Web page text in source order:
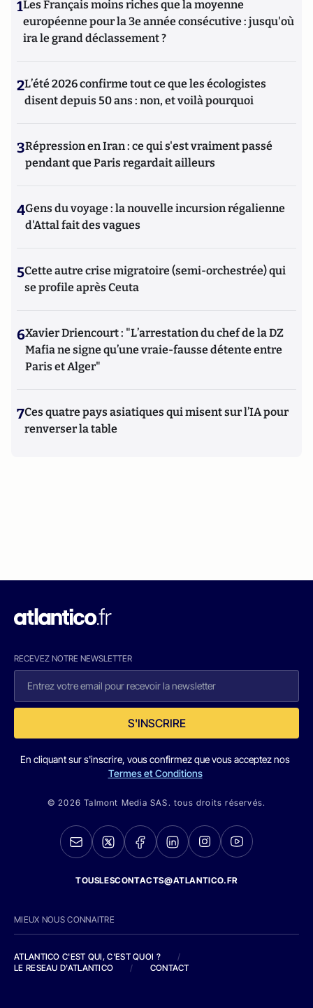
1Les Français moins riches que la moyenne
européenne pour la 3e année consécutive : jusqu'où
ira le grand déclassement ?
2L’été 2026 confirme tout ce que les écologistes
disent depuis 50 ans : non, et voilà pourquoi
3Répression en Iran : ce qui s'est vraiment passé
pendant que Paris regardait ailleurs
4Gens du voyage : la nouvelle incursion régalienne
d'Attal fait des vagues
5Cette autre crise migratoire (semi-orchestrée) qui
se profile après Ceuta
6Xavier Driencourt : "L’arrestation du chef de la DZ
Mafia ne signe qu’une vraie-fausse détente entre
Paris et Alger"
7Ces quatre pays asiatiques qui misent sur l’IA pour
renverser la table
RECEVEZ NOTRE NEWSLETTER
S'INSCRIRE
En cliquant sur s'inscrire, vous confirmez que vous acceptez nos
Termes et Conditions
© 2026 Talmont Media SAS. tous droits réservés.
TOUSLESCONTACTS@ATLANTICO.FR
MIEUX NOUS CONNAITRE
ATLANTICO C'EST QUI, C'EST QUOI ?
/
LE RESEAU D'ATLANTICO
/ CONTACT